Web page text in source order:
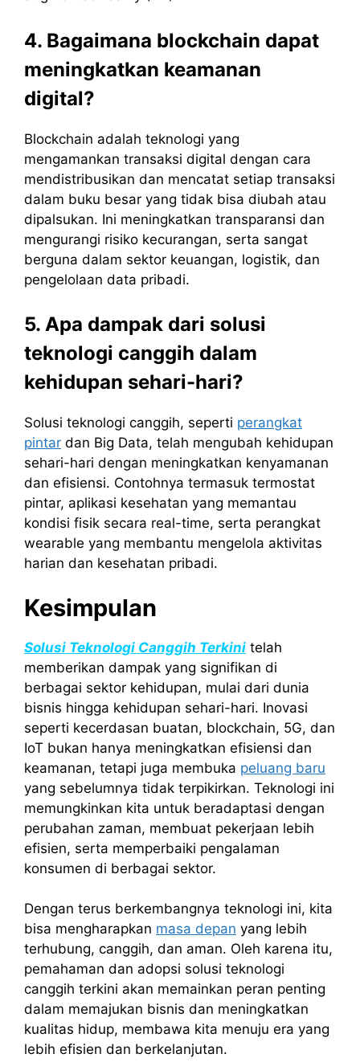
4. Bagaimana blockchain dapat
meningkatkan keamanan
digital?
Blockchain adalah teknologi yang
mengamankan transaksi digital dengan cara
mendistribusikan dan mencatat setiap transaksi
dalam buku besar yang tidak bisa diubah atau
dipalsukan. Ini meningkatkan transparansi dan
mengurangi risiko kecurangan, serta sangat
berguna dalam sektor keuangan, logistik, dan
pengelolaan data pribadi.
5. Apa dampak dari solusi
teknologi canggih dalam
kehidupan sehari-hari?
Solusi teknologi canggih, seperti perangkat
pintar dan Big Data, telah mengubah kehidupan
sehari-hari dengan meningkatkan kenyamanan
dan efisiensi. Contohnya termasuk termostat
pintar, aplikasi kesehatan yang memantau
kondisi fisik secara real-time, serta perangkat
wearable yang membantu mengelola aktivitas
harian dan kesehatan pribadi.
Kesimpulan
Solusi Teknologi Canggih Terkini telah
memberikan dampak yang signifikan di
berbagai sektor kehidupan, mulai dari dunia
bisnis hingga kehidupan sehari-hari. Inovasi
seperti kecerdasan buatan, blockchain, 5G, dan
IoT bukan hanya meningkatkan efisiensi dan
keamanan, tetapi juga membuka peluang baru
yang sebelumnya tidak terpikirkan. Teknologi ini
memungkinkan kita untuk beradaptasi dengan
perubahan zaman, membuat pekerjaan lebih
efisien, serta memperbaiki pengalaman
konsumen di berbagai sektor.
Dengan terus berkembangnya teknologi ini, kita
bisa mengharapkan masa depan yang lebih
terhubung, canggih, dan aman. Oleh karena itu,
pemahaman dan adopsi solusi teknologi
canggih terkini akan memainkan peran penting
dalam memajukan bisnis dan meningkatkan
kualitas hidup, membawa kita menuju era yang
lebih efisien dan berkelanjutan.